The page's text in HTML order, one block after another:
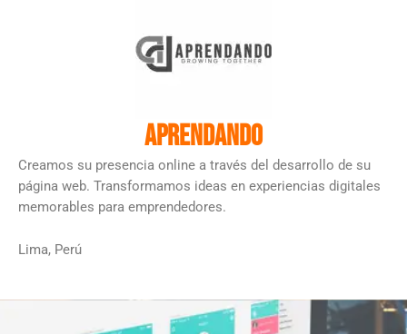
Aprendando
Creamos su presencia online a través del desarrollo de su
página web. Transformamos ideas en experiencias digitales
memorables para emprendedores.
Lima, Perú